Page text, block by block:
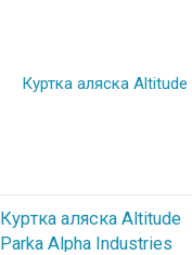
Куртка аляска Altitude
Parka Alpha Industries